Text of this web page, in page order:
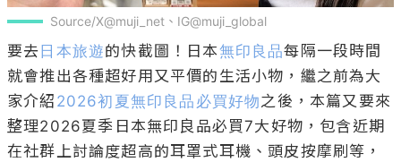
Source/X@muji_net、IG@muji_global
要去 日本旅遊的快截圖！日本無印良品每隔一段時間
就會推出各種超好用又平價的生活小物，繼之前為大
家介紹 2026初夏無印良品必買好物之後，本篇又要來
整理2026夏季日本無印良品必買7大好物，包含近期
在社群上討論度超高的耳罩式耳機、頭皮按摩刷等，